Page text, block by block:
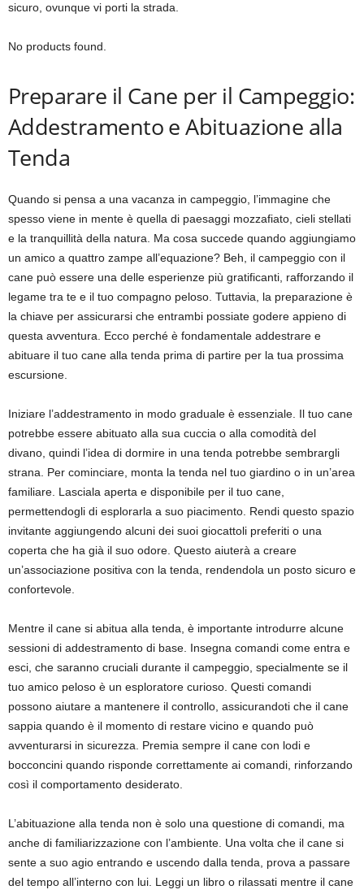
sicuro, ovunque vi porti la strada.
No products found.
Preparare il Cane per il Campeggio:
Addestramento e Abituazione alla
Tenda
Quando si pensa a una vacanza in campeggio, l’immagine che
spesso viene in mente è quella di paesaggi mozzafiato, cieli stellati
e la tranquillità della natura. Ma cosa succede quando aggiungiamo
un amico a quattro zampe all’equazione? Beh, il campeggio con il
cane può essere una delle esperienze più gratificanti, rafforzando il
legame tra te e il tuo compagno peloso. Tuttavia, la preparazione è
la chiave per assicurarsi che entrambi possiate godere appieno di
questa avventura. Ecco perché è fondamentale addestrare e
abituare il tuo cane alla tenda prima di partire per la tua prossima
escursione.
Iniziare l’addestramento in modo graduale è essenziale. Il tuo cane
potrebbe essere abituato alla sua cuccia o alla comodità del
divano, quindi l’idea di dormire in una tenda potrebbe sembrargli
strana. Per cominciare, monta la tenda nel tuo giardino o in un’area
familiare. Lasciala aperta e disponibile per il tuo cane,
permettendogli di esplorarla a suo piacimento. Rendi questo spazio
invitante aggiungendo alcuni dei suoi giocattoli preferiti o una
coperta che ha già il suo odore. Questo aiuterà a creare
un’associazione positiva con la tenda, rendendola un posto sicuro e
confortevole.
Mentre il cane si abitua alla tenda, è importante introdurre alcune
sessioni di addestramento di base. Insegna comandi come entra e
esci, che saranno cruciali durante il campeggio, specialmente se il
tuo amico peloso è un esploratore curioso. Questi comandi
possono aiutare a mantenere il controllo, assicurandoti che il cane
sappia quando è il momento di restare vicino e quando può
avventurarsi in sicurezza. Premia sempre il cane con lodi e
bocconcini quando risponde correttamente ai comandi, rinforzando
così il comportamento desiderato.
L’abituazione alla tenda non è solo una questione di comandi, ma
anche di familiarizzazione con l’ambiente. Una volta che il cane si
sente a suo agio entrando e uscendo dalla tenda, prova a passare
del tempo all’interno con lui. Leggi un libro o rilassati mentre il cane